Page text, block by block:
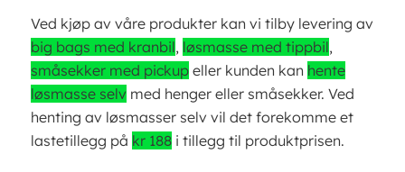
Ved kjøp av våre produkter kan vi tilby levering av
big bags med kranbil, løsmasse med tippbil,
småsekker med pickupeller kunden kan hente
løsmasse selv med henger eller småsekker. Ved
henting av løsmasser selv vil det forekomme et
lastetillegg på kr 188i tillegg til produktprisen.